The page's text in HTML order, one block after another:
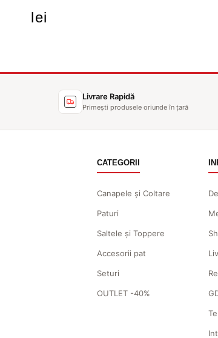
lei
Livrare Rapidă
Primești produsele oriunde în țară
CATEGORII
Canapele și Coltare
Paturi
Saltele și Toppere
Accesorii pat
Seturi
OUTLET -40%